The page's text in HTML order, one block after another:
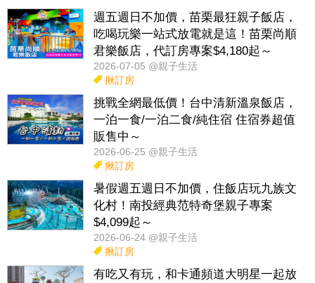
週五週日不加價，苗栗最狂親子飯店，
吃喝玩樂一站式放電就是這！苗栗尚順
君樂飯店，代訂房專案$4,180起～
2026-07-05 @親子生活
揪訂房
挑戰全網最低價！台中清新溫泉飯店，
一泊一食/一泊二食/純住宿 住宿券超值
販售中～
2026-06-25 @親子生活
揪訂房
暑假週五週日不加價，住飯店玩九族文
化村！南投經典范特奇堡親子專案
$4,099起～
2026-06-24 @親子生活
揪訂房
有吃又有玩，和卡通頻道大明星一起放